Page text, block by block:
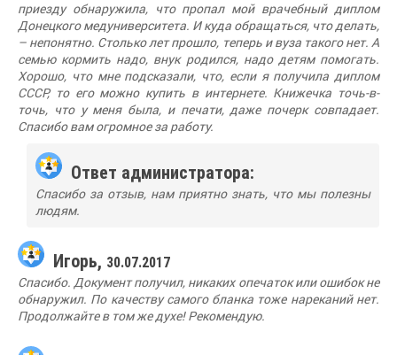
приезду обнаружила, что пропал мой врачебный диплом
Донецкого медуниверситета. И куда обращаться, что делать,
– непонятно. Столько лет прошло, теперь и вуза такого нет. А
семью кормить надо, внук родился, надо детям помогать.
Хорошо, что мне подсказали, что, если я получила диплом
СССР, то его можно купить в интернете. Книжечка точь-в-
точь, что у меня была, и печати, даже почерк совпадает.
Спасибо вам огромное за работу.
Ответ администратора:
Спасибо за отзыв, нам приятно знать, что мы полезны
людям.
Игорь, 30.07.2017
Спасибо. Документ получил, никаких опечаток или ошибок не
обнаружил. По качеству самого бланка тоже нареканий нет.
Продолжайте в том же духе! Рекомендую.